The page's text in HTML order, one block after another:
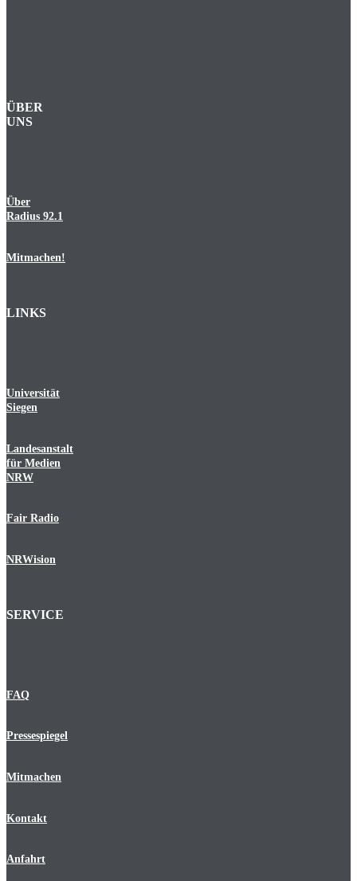
ÜBER
UNS
Über
Radius 92.1
Mitmachen!
LINKS
Universität
Siegen
Landesanstalt
für Medien
NRW
Fair Radio
NRWision
SERVICE
FAQ
Pressespiegel
Mitmachen
Kontakt
Anfahrt